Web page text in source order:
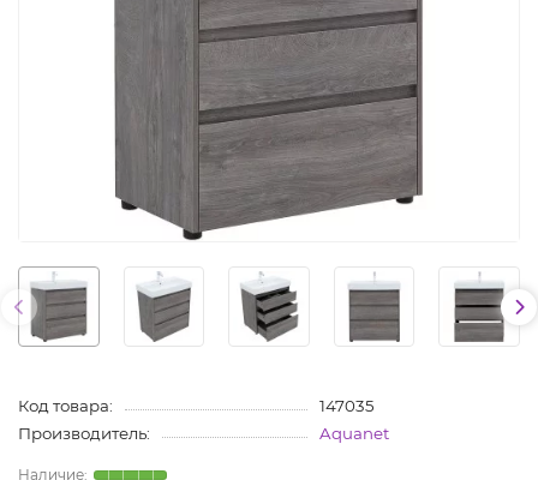
Код товара:
147035
Производитель:
Aquanet